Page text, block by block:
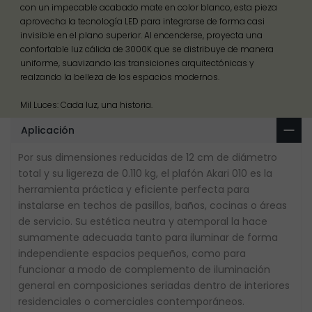
con un impecable acabado mate en color blanco, esta pieza
aprovecha la tecnología LED para integrarse de forma casi
invisible en el plano superior. Al encenderse, proyecta una
confortable luz cálida de 3000K que se distribuye de manera
uniforme, suavizando las transiciones arquitectónicas y
realzando la belleza de los espacios modernos.
Mil Luces: Cada luz, una historia.
Aplicación
Por sus dimensiones reducidas de 12 cm de diámetro
total y su ligereza de 0.110 kg, el plafón Akari 010 es la
herramienta práctica y eficiente perfecta para
instalarse en techos de pasillos, baños, cocinas o áreas
de servicio. Su estética neutra y atemporal la hace
sumamente adecuada tanto para iluminar de forma
independiente espacios pequeños, como para
funcionar a modo de complemento de iluminación
general en composiciones seriadas dentro de interiores
residenciales o comerciales contemporáneos.